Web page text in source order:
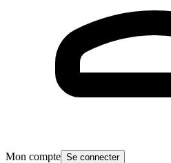
Mon compte Se connecter